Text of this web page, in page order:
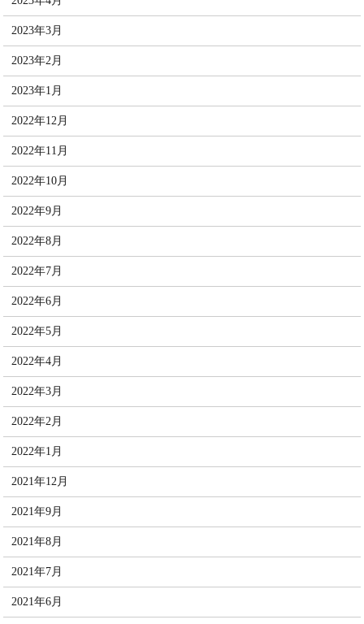
2023年3月
2023年2月
2023年1月
2022年12月
2022年11月
2022年10月
2022年9月
2022年8月
2022年7月
2022年6月
2022年5月
2022年4月
2022年3月
2022年2月
2022年1月
2021年12月
2021年9月
2021年8月
2021年7月
2021年6月